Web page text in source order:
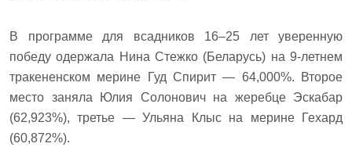
В программе для всадников 16–25 лет уверенную
победу одержала Нина Стежко (Беларусь) на 9-летнем
тракененском мерине Гуд Спирит — 64,000%. Второе
место заняла Юлия Солонович на жеребце Эскабар
(62,923%), третье — Ульяна Клыс на мерине Гехард
(60,872%).